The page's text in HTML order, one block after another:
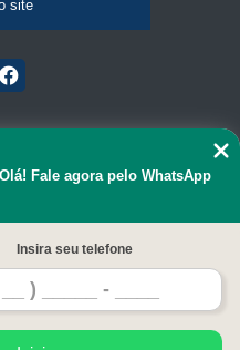
site
Olá! Fale agora pelo WhatsApp
Insira seu telefone
eventos (Lei 9610 de 19/02/1998)